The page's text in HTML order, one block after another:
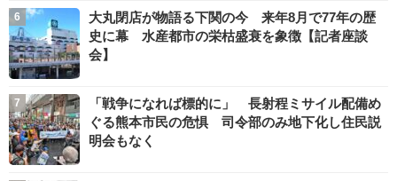
大丸閉店が物語る下関の今 来年8月で77年の歴
史に幕 水産都市の栄枯盛衰を象徴【記者座談
会】
「戦争になれば標的に」 長射程ミサイル配備め
ぐる熊本市民の危惧 司令部のみ地下化し住民説
明会もなく